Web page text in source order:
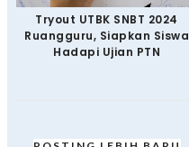
Tryout UTBK SNBT 2024
Ruangguru, Siapkan Siswa
Hadapi Ujian PTN